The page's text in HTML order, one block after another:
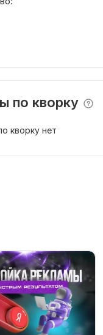
по кворку
кворку нет